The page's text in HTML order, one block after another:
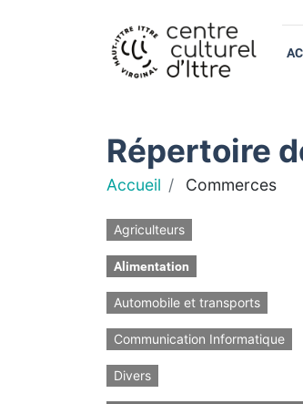
Répertoire
Accueil Commerces
Agriculteurs
Alimentation
Automobile et transports
Communication Informatique
Divers